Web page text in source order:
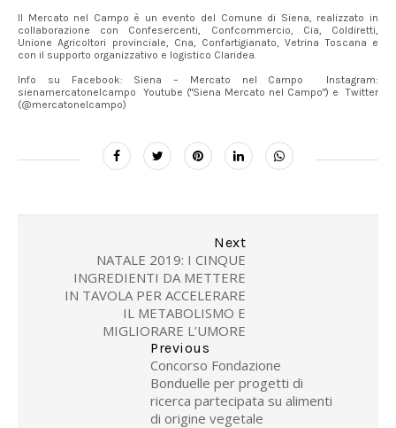
Il Mercato nel Campo è un evento del Comune di Siena, realizzato in
collaborazione con Confesercenti, Confcommercio, Cia, Coldiretti,
Unione Agricoltori provinciale, Cna, Confartigianato, Vetrina Toscana e
con il supporto organizzativo e logistico Claridea.
Info su Facebook: Siena – Mercato nel Campo Instagram:
sienamercatonelcampo Youtube ("Siena Mercato nel Campo") e Twitter
(@mercatonelcampo)
Next
NATALE 2019: I CINQUE
INGREDIENTI DA METTERE
IN TAVOLA PER ACCELERARE
IL METABOLISMO E
MIGLIORARE L’UMORE
Previous
Concorso Fondazione
Bonduelle per progetti di
ricerca partecipata su alimenti
di origine vegetale